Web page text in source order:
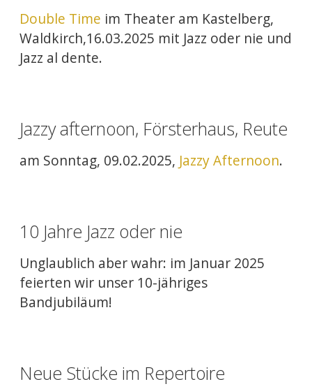
Double Time im Theater am Kastelberg,
Waldkirch,16.03.2025 mit Jazz oder nie und
Jazz al dente.
Jazzy afternoon, Försterhaus, Reute
am Sonntag, 09.02.2025, Jazzy Afternoon.
10 Jahre Jazz oder nie
Unglaublich aber wahr: im Januar 2025
feierten wir unser 10-jähriges
Bandjubiläum!
Neue Stücke im Repertoire